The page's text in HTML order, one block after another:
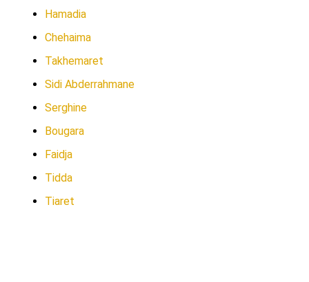
Hamadia
Chehaima
Takhemaret
Sidi Abderrahmane
Serghine
Bougara
Faidja
Tidda
Tiaret